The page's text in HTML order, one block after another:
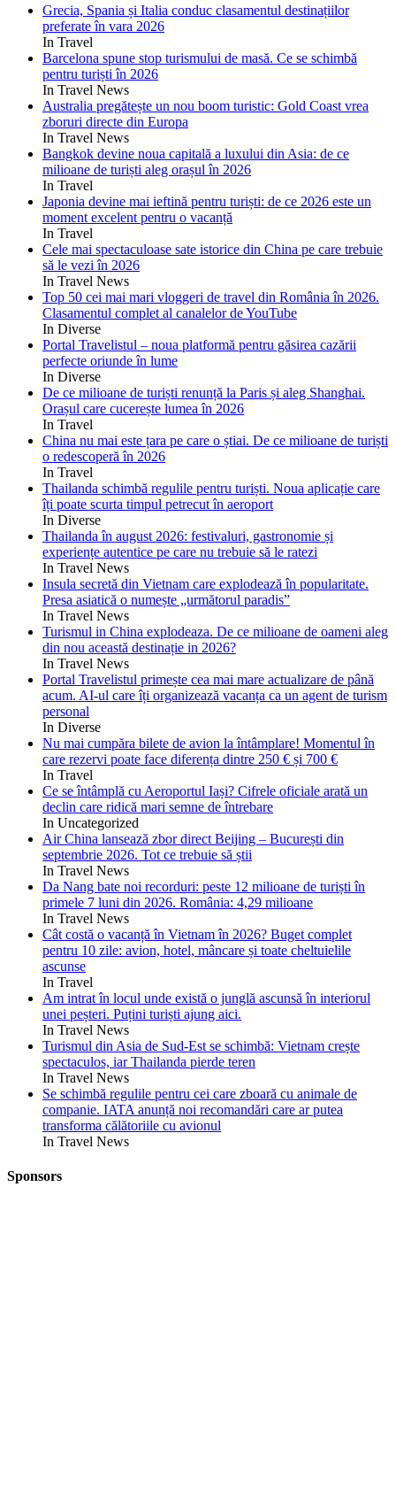
Grecia, Spania și Italia conduc clasamentul destinațiilor
preferate în vara 2026
In Travel
Barcelona spune stop turismului de masă. Ce se schimbă
pentru turiști în 2026
In Travel News
Australia pregătește un nou boom turistic: Gold Coast vrea
zboruri directe din Europa
In Travel News
Bangkok devine noua capitală a luxului din Asia: de ce
milioane de turiști aleg orașul în 2026
In Travel
Japonia devine mai ieftină pentru turiști: de ce 2026 este un
moment excelent pentru o vacanță
In Travel
Cele mai spectaculoase sate istorice din China pe care trebuie
să le vezi în 2026
In Travel News
Top 50 cei mai mari vloggeri de travel din România în 2026.
Clasamentul complet al canalelor de YouTube
In Diverse
Portal Travelistul – noua platformă pentru găsirea cazării
perfecte oriunde în lume
In Diverse
De ce milioane de turiști renunță la Paris și aleg Shanghai.
Orașul care cucerește lumea în 2026
In Travel
China nu mai este țara pe care o știai. De ce milioane de turiști
o redescoperă în 2026
In Travel
Thailanda schimbă regulile pentru turiști. Noua aplicație care
îți poate scurta timpul petrecut în aeroport
In Diverse
Thailanda în august 2026: festivaluri, gastronomie și
experiențe autentice pe care nu trebuie să le ratezi
In Travel News
Insula secretă din Vietnam care explodează în popularitate.
Presa asiatică o numește „următorul paradis”
In Travel News
Turismul in China explodeaza. De ce milioane de oameni aleg
din nou această destinație in 2026?
In Travel News
Portal Travelistul primește cea mai mare actualizare de până
acum. AI-ul care îți organizează vacanța ca un agent de turism
personal
In Diverse
Nu mai cumpăra bilete de avion la întâmplare! Momentul în
care rezervi poate face diferența dintre 250 € și 700 €
In Travel
Ce se întâmplă cu Aeroportul Iași? Cifrele oficiale arată un
declin care ridică mari semne de întrebare
In Uncategorized
Air China lansează zbor direct Beijing – București din
septembrie 2026. Tot ce trebuie să știi
In Travel News
Da Nang bate noi recorduri: peste 12 milioane de turiști în
primele 7 luni din 2026. România: 4,29 milioane
In Travel News
Cât costă o vacanță în Vietnam în 2026? Buget complet
pentru 10 zile: avion, hotel, mâncare și toate cheltuielile
ascunse
In Travel
Am intrat în locul unde există o junglă ascunsă în interiorul
unei peșteri. Puțini turiști ajung aici.
In Travel News
Turismul din Asia de Sud-Est se schimbă: Vietnam crește
spectaculos, iar Thailanda pierde teren
In Travel News
Se schimbă regulile pentru cei care zboară cu animale de
companie. IATA anunță noi recomandări care ar putea
transforma călătoriile cu avionul
In Travel News
Sponsors